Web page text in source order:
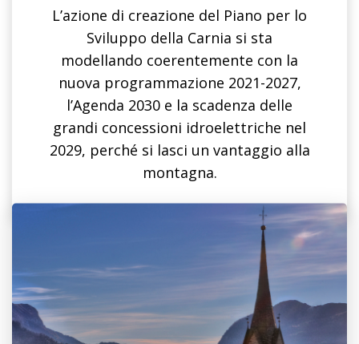
L’azione di creazione del Piano per lo
Sviluppo della Carnia si sta
modellando coerentemente con la
nuova programmazione 2021-2027,
l’Agenda 2030 e la scadenza delle
grandi concessioni idroelettriche nel
2029, perché si lasci un vantaggio alla
montagna.